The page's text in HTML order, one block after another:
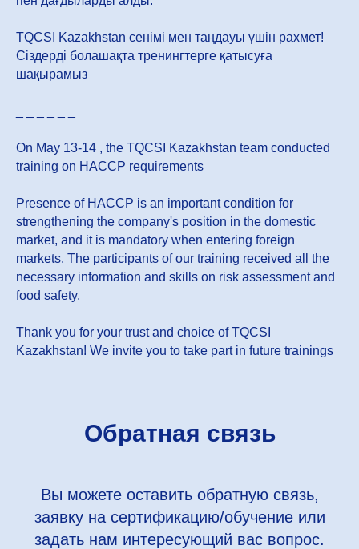
TQCSI Kazakhstan сенімі мен таңдауы үшін рахмет!
Сіздерді болашақта тренингтерге қатысуға
шақырамыз
On May 13-14 , the TQCSI Kazakhstan team conducted
training on HACCP requirements
Presence of HACCP is an important condition for
strengthening the company's position in the domestic
market, and it is mandatory when entering foreign
markets. The participants of our training received all the
necessary information and skills on risk assessment and
food safety.
Thank you for your trust and choice of TQCSI
Kazakhstan! We invite you to take part in future trainings
Обратная связь
Вы можете оставить обратную связь,
заявку на сертификацию/обучение или
задать нам интересующий вас вопрос.